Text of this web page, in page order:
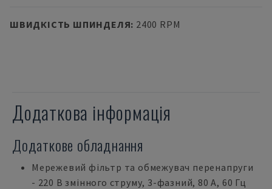
ШВИДКІСТЬ ШПИНДЕЛЯ: 2400 RPM
Додаткова інформація
Додаткове обладнання
Мережевий фільтр та обмежувач перенапруги
- 220 В змінного струму, 3-фазний, 80 А, 60 Гц